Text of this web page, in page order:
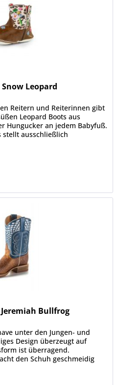
Leopard
Reitern und Reiterinnen gibt
Leopard Boots aus
Hungucker an jedem Babyfuß.
stellt ausschließlich
Bullfrog
unter den Jungen- und
Design überzeugt auf
ist überragend.
den Schuh geschmeidig